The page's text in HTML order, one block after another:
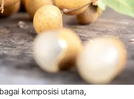
komposisi utama,